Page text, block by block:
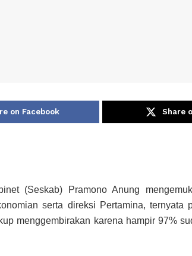
on Facebook Share
(Seskab) Pramono Anung
serta direksi Pertamina, ternyata
menggembirakan karena hampir 97%